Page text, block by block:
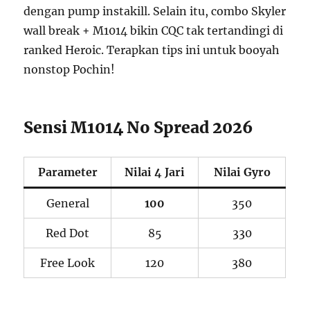
dengan pump instakill. Selain itu, combo Skyler
wall break + M1014 bikin CQC tak tertandingi di
ranked Heroic. Terapkan tips ini untuk booyah
nonstop Pochin!
Sensi M1014 No Spread 2026
Parameter Nilai 4 Jari Nilai Gyro
General 100 350
Red Dot 85 330
Free Look 120 380